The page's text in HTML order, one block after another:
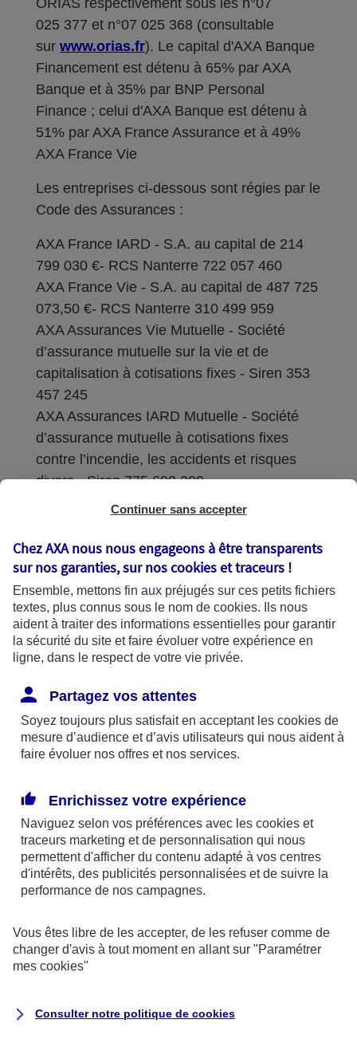
ORIAS respectivement sous les n°07
025 377 et n°07 025 368 (consultable
sur www.orias.fr). Le capital d'AXA Banque
Financement est détenu à 65% par AXA
Banque et à 35% par BNP Personal
Finance ; celui d'AXA Banque est détenu à
51% par AXA France Assurance et à 49%
AXA France Vie
Les entreprises ci-dessous sont régies par le
Code des Assurances :
AXA France IARD - S.A. au capital de 214
799 030 €- RCS Nanterre 722 057 460
AXA France Vie - S.A. au capital de 487 725
073,50 €- RCS Nanterre 310 499 959
AXA Assurances Vie Mutuelle - Société
d’assurance mutuelle sur la vie et de
capitalisation à cotisations fixes - Siren 353
457 245
AXA Assurances IARD Mutuelle - Société
d’assurance mutuelle à cotisations fixes
contre l’incendie, les accidents et risques
divers - Siren 775 699 309
Sièges sociaux : 313 Terrasses de l’Arche –
Coordonnées de l'Autorité de contrôle
prudentiel et de résolution (ACPR) : - 4
Place de Budapest - CS 92459 - 75436
Paris Cedex 09. Le détail des procédures de
recours et de réclamation et les
disponibles sur le site axa.fr.
AXA France IARD et AXA France Vie sont
mandataires exclusifs en opérations de
246 et n°13 005 764 (consultable
surwww.orias.fr)
AXA Assistance France Assurances,
S.A au capital de 51 429 430,40 €,
Siège social :
8-10, rue Paul Vaillant Couturier
Continuer sans accepter
Chez AXA nous nous engageons à être transparents
sur nos garanties, sur noscookies et traceurs !
Ensemble, mettons fin aux préjugés sur ces petits fichiers
textes, plus connus sous le nom de cookies. Ils nous
aident à traiter des informations essentielles pour garantir
la sécurité du site et faire évoluer votre expérience en
ligne, dans le respect de votre vie privée.
Partagez vos attentes
Soyez toujours plus satisfait en acceptant les cookies de
mesure d’audience et d’avis utilisateurs qui nous aident à
faire évoluer nos offres et nos services.
Enrichissez votre expérience
Naviguez selon vos préférences avec les cookies et
traceurs marketing et de personnalisation qui nous
permettent d'afficher du contenu adapté à vos centres
d'intérêts, des publicités personnalisées et de suivre la
performance de nos campagnes.
Vous êtes libre de les accepter, de les refuser comme de
changer d'avis à tout moment en allant sur "Paramétrer
mes cookies"
Consulter notre politique de cookies